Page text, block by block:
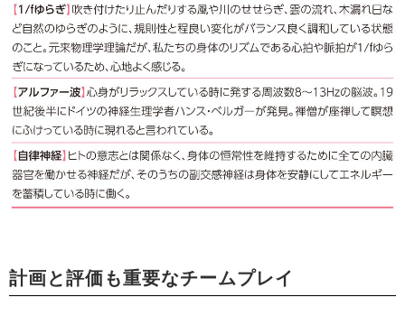
計画と評価も重要なチームプレイ